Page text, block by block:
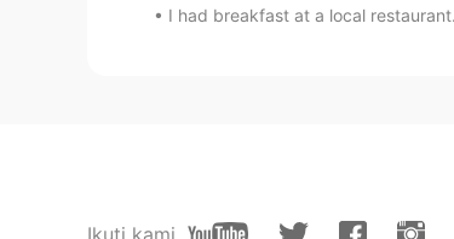
cultura 🌞🌴
Las personas eran muy
I had breakfast at a local
Ikuti kami